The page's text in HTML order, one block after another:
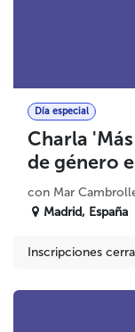
Día especial
Charla
de género
con Mar
Madrid, España
Inscripciones